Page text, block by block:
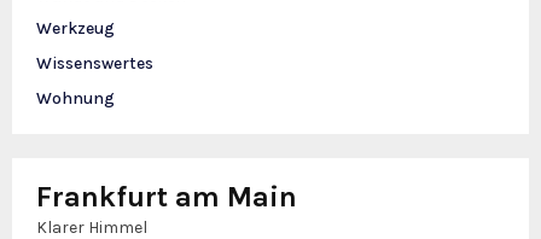
Werkzeug
Wissenswertes
Wohnung
Frankfurt am Main
Klarer Himmel